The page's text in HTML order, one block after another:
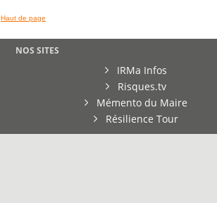
Haut de page
NOS SITES
IRMa Infos
Risques.tv
Mémento du Maire
Résilience Tour